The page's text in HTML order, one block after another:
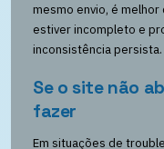
mesmo envio, é
estiver incompleto e
inconsistência persista.
Se o site não
fazer
Em situações de